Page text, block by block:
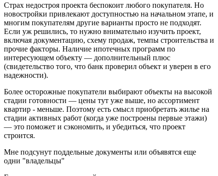
Страх недостроя проекта беспокоит любого покупателя. Но
новостройки привлекают доступностью на начальном этапе, и
многим покупателям другие варианты просто не подходят.
Если уж решились, то нужно внимательно изучить проект,
включая документацию, схему продаж, темпы строительства и
прочие факторы. Наличие ипотечных программ по
интересующем объекту — дополнительный плюс
(свидетельство того, что банк проверил объект и уверен в его
надежности).
Более осторожные покупатели выбирают объекты на высокой
стадии готовности — цены тут уже выше, но ассортимент
квартир - меньше. Поэтому есть смысл приобретать жилье на
стадии активных работ (когда уже построены первые этажи)
— это поможет и сэкономить, и убедиться, что проект
строится.
Мне подсунут поддельные документы или объявятся еще
одни "владельцы"